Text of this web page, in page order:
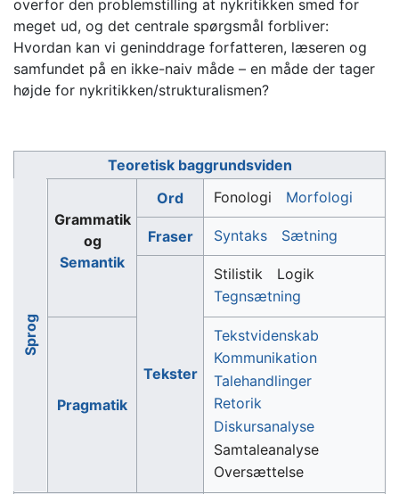
overfor den problemstilling at nykritikken smed for
meget ud, og det centrale spørgsmål forbliver:
Hvordan kan vi geninddrage forfatteren, læseren og
samfundet på en ikke-naiv måde – en måde der tager
højde for nykritikken/strukturalismen?
Teoretisk baggrundsviden
Sprog
Grammatik
og
Semantik
Ord Fonologi Morfologi
Fraser Syntaks Sætning
Tekster
Stilistik
Logik
Tegnsætning
Pragmatik
Tekstvidenskab
Kommunikation
Talehandlinger
Retorik
Diskursanalyse
Samtaleanalyse
Oversættelse